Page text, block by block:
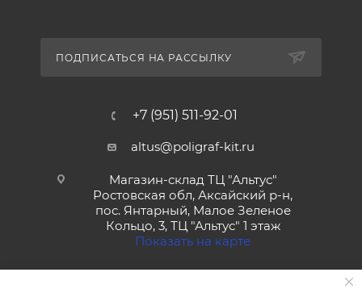
ПОДПИСАТЬСЯ НА РАССЫЛКУ
+7 (951) 511-92-01
altus@poligraf-kit.ru
Магазин-склад ТЦ "Альтус"
Ростовская обл, Аксайский р-н,
пос. Янтарный, Малое Зеленое
Кольцо, 3, ТЦ "Альтус" 1 этаж
Показать на карте